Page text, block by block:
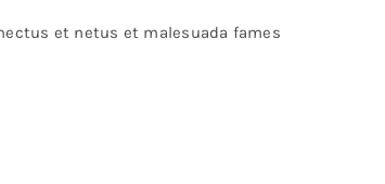
et netus et malesuada fames